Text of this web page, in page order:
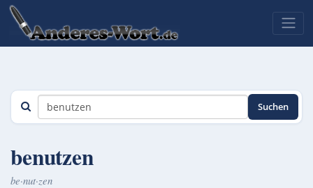
Suchen
benutzen
be·nut·zen